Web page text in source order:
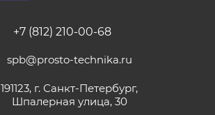
+7 (812) 210-00-68
spb@prosto-technika.ru
191123, г. Санкт-Петербург,
Шпалерная улица, 30